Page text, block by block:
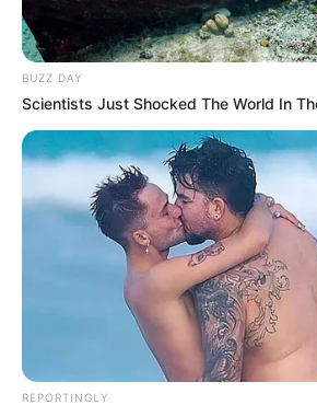
BUZZ DAY
Scientists Just Shocked The World In
REPORTINGLY